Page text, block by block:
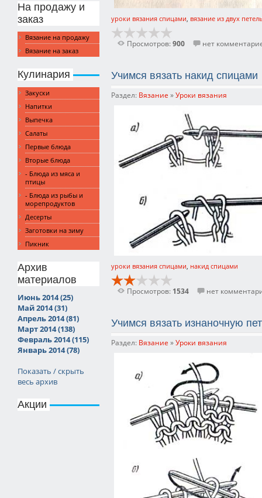
На продажу и
заказ
Вязание на продажу
Вязание на заказ
Кулинария
Закуски
Напитки
Выпечка
Салаты
Первые блюда
Вторые блюда
- Блюда из мяса и
птицы
- Блюда из рыбы и
морепродуктов
Десерты
Заготовки на зиму
Пикник
Архив
материалов
Июнь 2014 (25)
Май 2014 (31)
Апрель 2014 (81)
Март 2014 (138)
Февраль 2014 (115)
Январь 2014 (78)
Показать / скрыть
весь архив
Акции
уроки вязания спицами вязание из двух
Просмотров:900 нет
Учимся вязать накид спицами
Раздел: Вязание »Уроки вязания
уроки вязания спицами накид спицами
Просмотров: 1534 нет
Учимся вязать изнаночную
Раздел: Вязание »Уроки вязания